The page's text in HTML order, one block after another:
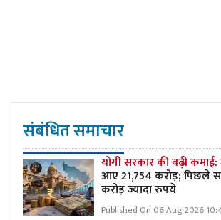
संबंधित समाचार
योगी सरकार की बढ़ी कमाई:
आए 21,754 करोड़; पिछले
करोड़ ज्यादा रुपये
Published On 06 Aug 2026